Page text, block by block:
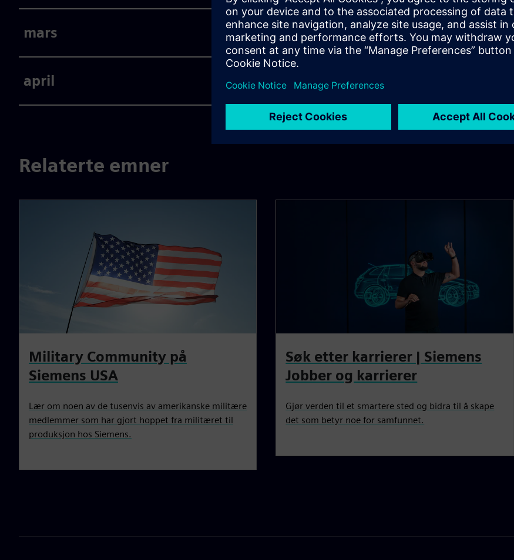
mars
april
Relaterte emner
Military Community på
Siemens USA
Lær om noen av de tusenvis av amerikanske militære
medlemmer som har gjort hoppet fra militæret til
produksjon hos Siemens.
Søk etter karrierer | Siemens
Jobber og karrierer
Gjør verden til et smartere sted og bidra til å skape
det som betyr noe for samfunnet.